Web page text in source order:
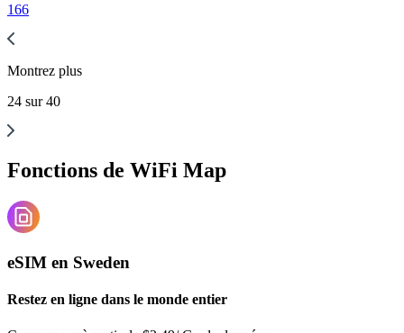
166
Montrez plus
24 sur 40
Fonctions de WiFi Map
eSIM en Sweden
Restez en ligne dans le monde entier